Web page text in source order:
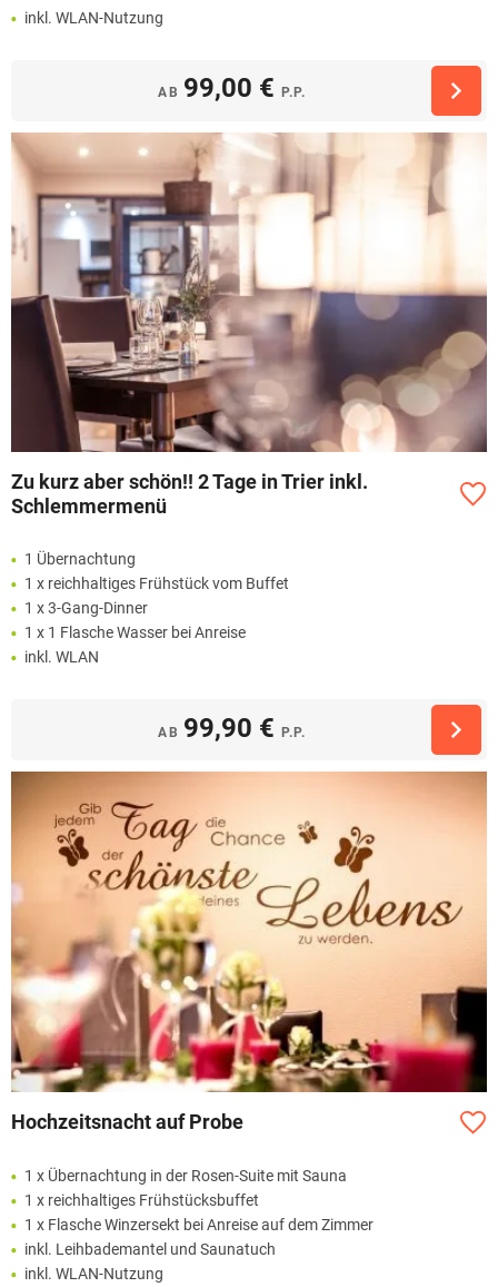
inkl. WLAN-Nutzung
AB 99,00 € P.P.
Zu kurz aber schön!! 2 Tage in Trier inkl.
Schlemmermenü
1 Übernachtung
1 x reichhaltiges Frühstück vom Buffet
1 x 3-Gang-Dinner
1 x 1 Flasche Wasser bei Anreise
inkl. WLAN
AB 99,90 € P.P.
Hochzeitsnacht auf Probe
1 x Übernachtung in der Rosen-Suite mit Sauna
1 x reichhaltiges Frühstücksbuffet
1 x Flasche Winzersekt bei Anreise auf dem Zimmer
inkl. Leihbademantel und Saunatuch
inkl. WLAN-Nutzung